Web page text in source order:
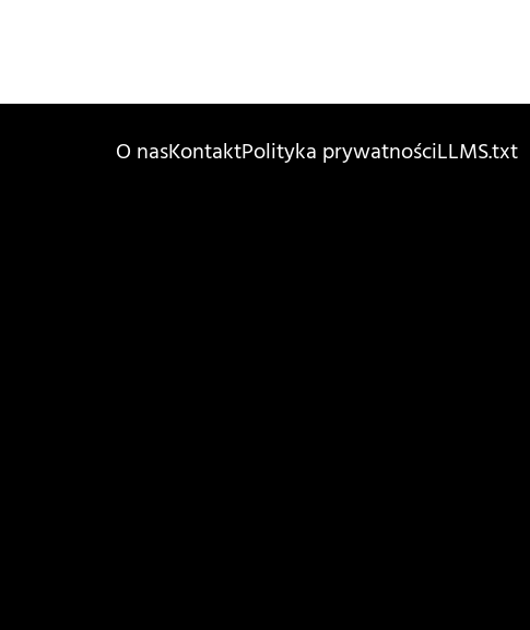
O nasKontaktPolityka prywatnościLLMS.txt